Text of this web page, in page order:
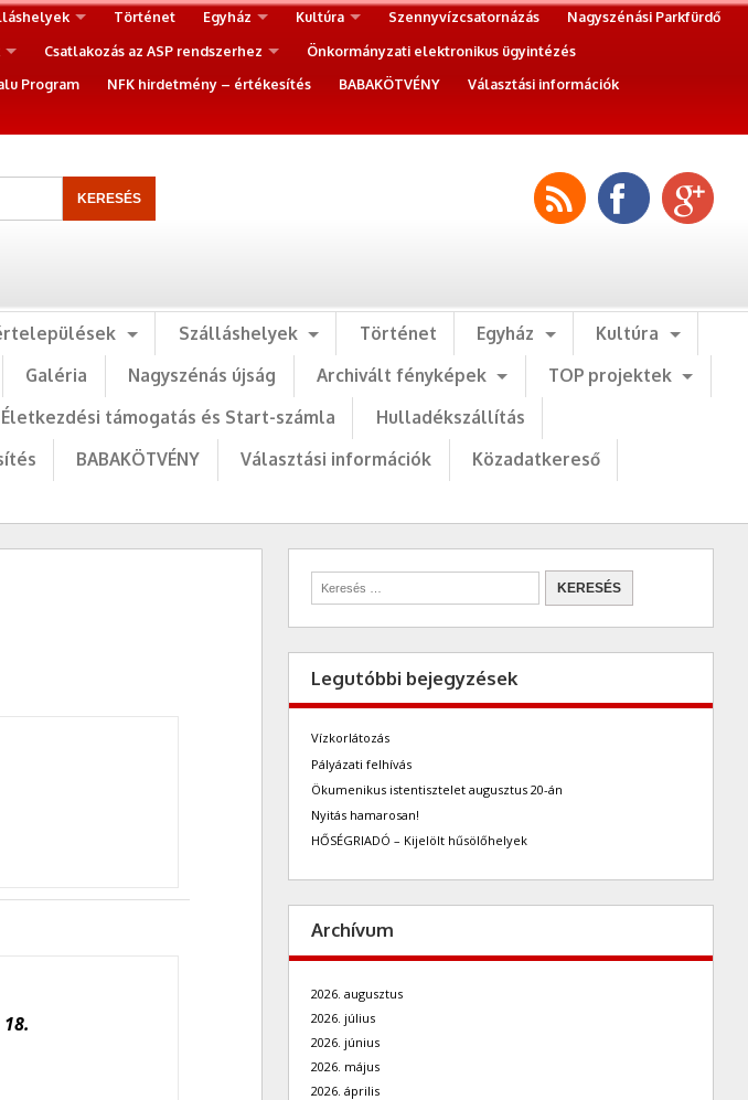
Történet Egyház Kultúra Szennyvízcsatornázás
Nagyszénási Parkfürdő
Csatlakozás az ASP rendszerhez
Önkormányzati elektronikus ügyintézés
Program NFK hirdetmény – értékesítés BABAKÖTVÉNY
Választási információk
Szálláshelyek Történet Egyház
Kultúra
Galéria Nagyszénás újság Archivált fényképek
TOP projektek
Életkezdési támogatás és Start-számla
Hulladékszállítás
BABAKÖTVÉNY Választási információk
Közadatkereső
Legutóbbi bejegyzések
Vízkorlátozás
Pályázati felhívás
Ökumenikus istentisztelet augusztus 20-án
Nyitás hamarosan!
HŐSÉGRIADÓ – Kijelölt hűsölőhelyek
Archívum
2026. augusztus
2026. július
2026. június
2026. május
2026. április